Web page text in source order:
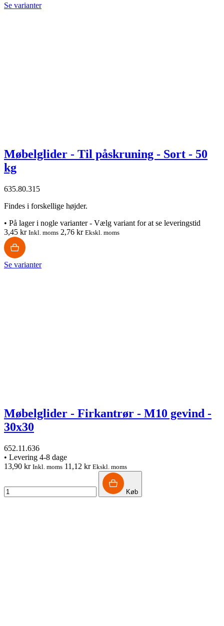
Se varianter
Møbelglider - Til påskruning - Sort - 50
kg
635.80.315
Findes i forskellige højder.
• På lager i nogle varianter - Vælg variant for at se leveringstid
3,45 kr Inkl. moms 2,76 kr Ekskl. moms
Se varianter
Møbelglider - Firkantrør - M10 gevind -
30x30
652.11.636
• Levering 4-8 dage
13,90 kr Inkl. moms 11,12 kr Ekskl. moms
Køb